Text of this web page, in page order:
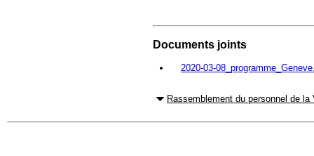
Documents joints
2020-03-
Rassemblement du personnel de